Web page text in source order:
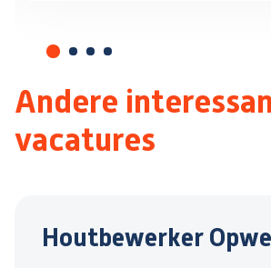
Andere
vacatures
Houtbewerker